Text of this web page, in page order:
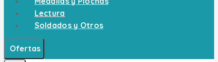
Lectura
Soldados y Otros
Ofertas